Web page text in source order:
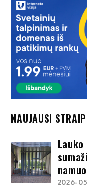
NAUJAUSI
2026-